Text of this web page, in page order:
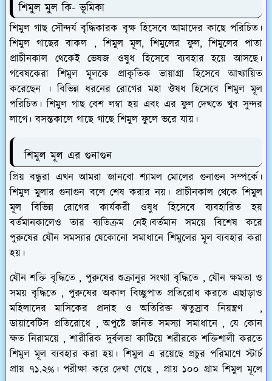
শিমুল মুল কি- ভূমিকা
শিমুল গাছ সৌন্দর্য বৃদ্ধিকারক বৃক্ষ হিসেবে আমাদের কাছে পরিচিত।
শিমুল গাছের বাকল , শিমুল মূল, শিমুলের ফুল, শিমুলের পাতা
প্রাচীনকাল থেকেই ভেষজ ওষুধ হিসেবে ব্যবহার হয়ে আসছে।
গবেষকেরা শিমুল মূলকে প্রাকৃতিক ভায়াগ্রা হিসেবে আখ্যায়িত
করেছেন । বিভিন্ন ধরনের রোগের মহা ঔষধ হিসেবে শিমুল মূল
পরিচিত। শিমুল গাছ বেশ লম্বা হয় এবং এর ফুল দেখতে খুব সুন্দর
লাগে। বসন্তকালে গাছে গাছে শিমুল ফুলে ভরে যায়।
শিমুল মূল এর গুনাগুন
প্রিয় বন্ধুরা এখন আমরা জানবো শ্যামল মোলের গুনাগুন সম্পর্কে।
শিমুল মুলার গুনাগুন বলে শেষ করার নয়। প্রাচীনকাল থেকে শিমুল
মূল বিভিন্ন রোগের কার্যকরী ওষুধ হিসেবে ব্যবহারিত হয়
বর্তমানকালেও তার ব্যতিক্রম নেই।বর্তমান সময়ে বিশেষ করে
পুরুষের যৌন সমস্যার যেকোনো সমাধানে শিমুলের মূল ব্যবহার করা
হয়।
যৌন শক্তি বৃদ্ধিতে , পুরুষের শুক্রানুর সংখ্যা বৃদ্ধিতে , যৌন ক্ষমতা ও
সময় বৃদ্ধিতে , পুরুষের অকাল বিচ্ছুপাত প্রতিরোধ করতে এছাড়াও
মহিলাদের মাসিকের প্রদাহ ও অতিরিক্ত ঋতুস্রাব নিয়ন্ত্রণ ,
ডায়াবেটিস প্রতিরোধে , অপুষ্টে জনিত সমস্যা সমাধানে , যে কোন
ক্ষত নিরাময়ে , শারীরিক দুর্বলতা কাটিয়ে শরীরকে শক্তিশালী করতে
শিমুল মূল ব্যবহার করা হয়। শিমুল এ রয়েছে প্রচুর পরিমাণে স্টার্চ
প্রায় ৭১.২%। পরীক্ষা করে দেখা গেছে , প্রায় ১০০ গ্রাম শিমুল মূলে